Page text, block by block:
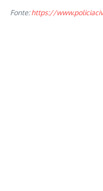
Fonte:https://